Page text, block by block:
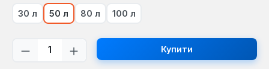
30 л 50 л 80 л 100 л
Кількість товару: Введіть потрібну
Купити